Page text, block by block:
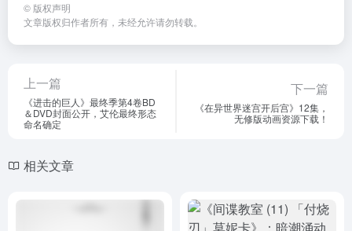
© 版权声明
文章版权归作者所有，未经允许请勿转载。
上一篇
《进击的巨人》最终季第4卷BD
＆DVD封面公开，艾伦最终形态
命名确定
下一篇
《在异世界迷宫开后宫》12集，
无修版动画资源下载！
相关文章